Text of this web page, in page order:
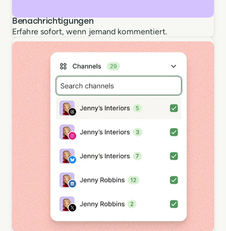
Benachrichtigungen
Erfahre sofort, wenn jemand kommentiert.